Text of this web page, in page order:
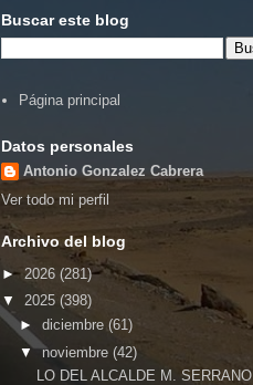
Buscar este blog
Página principal
Datos personales
Antonio Gonzalez Cabrera
Ver todo mi perfil
Archivo del blog
► 2026 (281)
▼ 2025 (398)
► diciembre (61)
▼noviembre (42)
LO DEL ALCALDE M. SERRANO